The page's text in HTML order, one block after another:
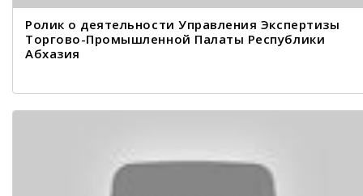
Ролик о деятельности Управления Экспертизы
Торгово-Промышленной Палаты Республики
Абхазия